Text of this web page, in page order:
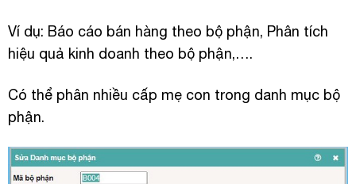
Ví dụ: Báo cáo bán hàng theo bộ phận, Phân tích
hiệu quả kinh doanh theo bộ phận,….
Có thể phân nhiều cấp mẹ con trong danh mục bộ
phận.